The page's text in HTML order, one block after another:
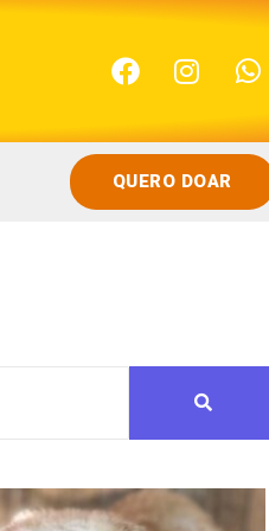
QUERO DOAR